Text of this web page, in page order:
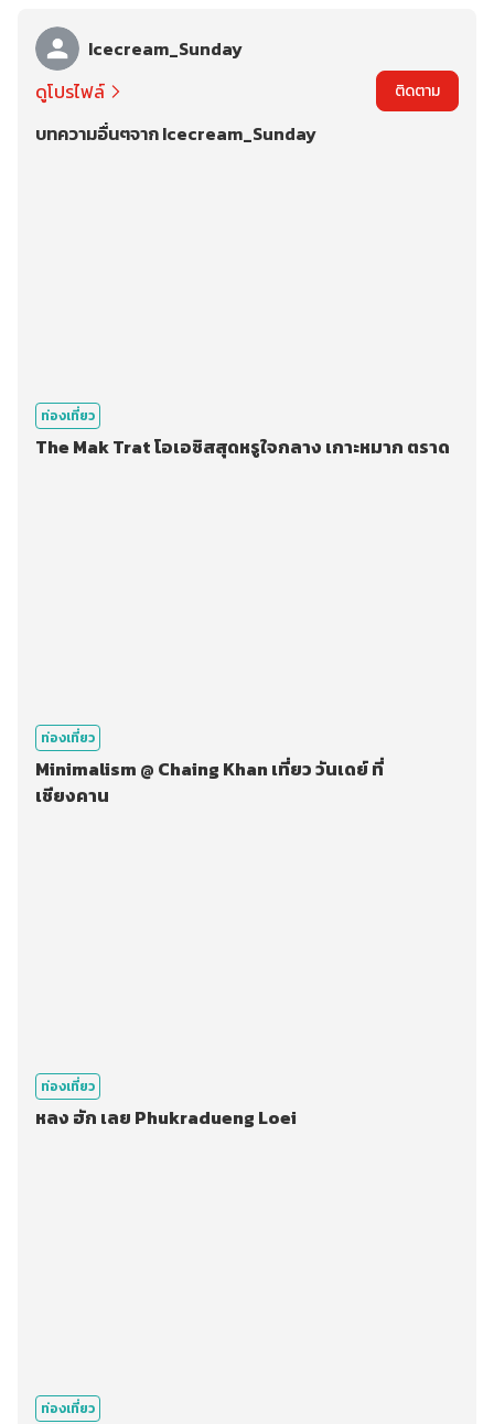
Icecream_Sunday
ดูโปรไฟล์
ติดตาม
บทความอื่นๆจาก Icecream_Sunday
ท่องเที่ยว
The Mak Trat โอเอซิสสุดหรูใจกลาง เกาะหมาก ตราด
ท่องเที่ยว
Minimalism @ Chaing Khan เที่ยว วันเดย์ ที่
เชียงคาน
ท่องเที่ยว
หลง ฮัก เลย Phukradueng Loei
ท่องเที่ยว